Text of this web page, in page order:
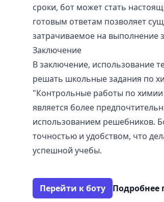
сроки, бот может стать
готовым ответам позволяет
затрачиваемое на выполнение
Заключение
В заключение, использование
решать школьные задания по
"Контрольные работы по химии
является более
использованием решебников.
точностью и удобством, что
успешной учебы.
Перейти к боту Подробнее